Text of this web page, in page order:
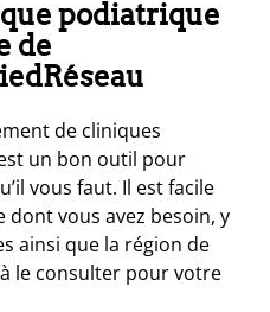
podiatrique
de
de cliniques
un bon outil pour
vous faut. Il est facile
dont vous avez besoin, y
ainsi que la région de
le consulter pour votre